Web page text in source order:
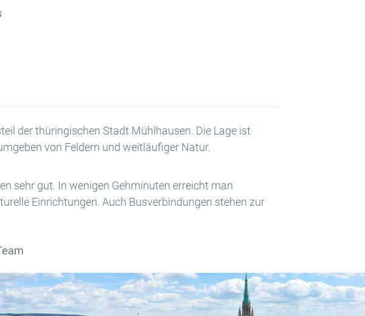
der thüringischen Stadt Mühlhausen. Die Lage ist
von Feldern und weitläufiger Natur.
sehr gut. In wenigen Gehminuten erreicht man
Einrichtungen. Auch Busverbindungen stehen zur